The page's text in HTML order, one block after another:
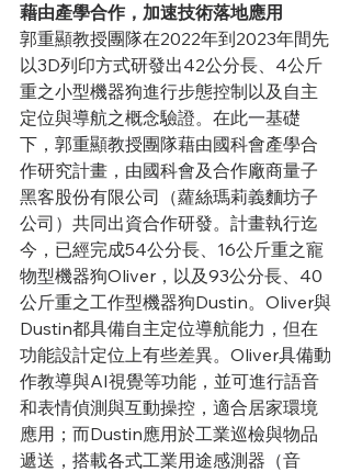
藉由產學合作，加速技術落地應用
郭重顯教授團隊在2022年到2023年間先
以3D列印方式研發出42公分長、4公斤
重之小型機器狗進行步態控制以及自主
定位與導航之概念驗證。在此一基礎
下，郭重顯教授團隊藉由國科會產學合
作研究計畫，由國科會及合作廠商量子
黑客股份有限公司（蘿絲瑪莉義麵坊子
公司）共同出資合作研發。計畫執行迄
今，已經完成54公分長、16公斤重之寵
物型機器狗Oliver，以及93公分長、40
公斤重之工作型機器狗Dustin。Oliver與
Dustin都具備自主定位導航能力，但在
功能設計定位上有些差異。Oliver具備動
作教導與AI視覺等功能，並可進行語音
和表情偵測與互動操控，適合居家環境
應用；而Dustin應用於工業巡檢與物品
遞送，搭載各式工業用途感測器（音